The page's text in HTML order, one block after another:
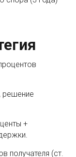
решение
+
получателя (ст.